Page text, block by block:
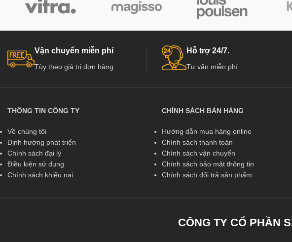
Vận chuyển miễn phí
Tùy theo giá trị đơn hàng
Hỗ trợ 24/7.
Tư vấn miễn phí
THÔNG TIN CÔNG TY
Về chúng tôi
Định hướng phát triển
Chính sách đại lý
Điều kiện sử dụng
Chính sách khiếu nại
CHÍNH SÁCH BÁN HÀNG
Hướng dẫn mua hàng online
Chính sách thanh toán
Chính sách vận chuyển
Chính sách bảo mật thông tin
Chính sách đổi trả sản phẩm
CÔNG TY CỔ PHẦN